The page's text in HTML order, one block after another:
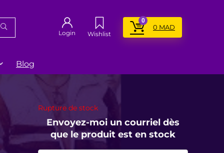
Login Wishlist
0
0 MAD
Blog
Rupture de stock
Envoyez-moi un courriel dès
que le produit est en stock